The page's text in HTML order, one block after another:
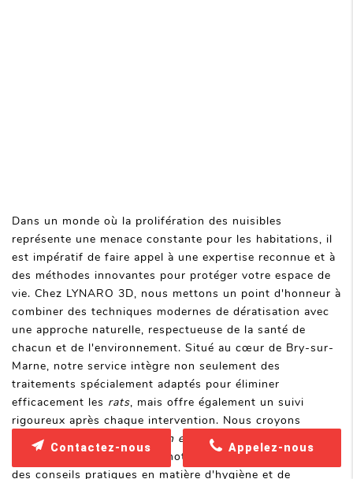
Dans un monde où la prolifération des nuisibles
représente une menace constante pour les habitations, il
est impératif de faire appel à une expertise reconnue et à
des méthodes innovantes pour protéger votre espace de
vie. Chez LYNARO 3D, nous mettons un point d'honneur à
combiner des techniques modernes de dératisation avec
une approche naturelle, respectueuse de la santé de
chacun et de l'environnement. Situé au cœur de Bry-sur-
Marne, notre service intègre non seulement des
traitements spécialement adaptés pour éliminer
efficacement les rats, mais offre également un suivi
rigoureux après chaque intervention. Nous croyons
fermement que
la prévention est la clé
habitat sûr. C'est pourquoi notre équipe se dédie à fournir
des conseils pratiques en matière d'hygiène et de
Appelez-nous
Contactez-nous